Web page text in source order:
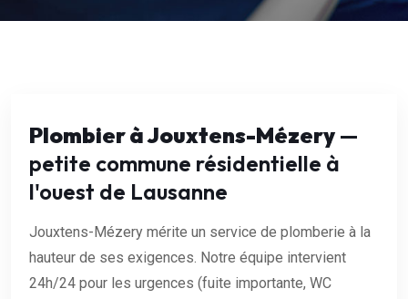
Plombier à Jouxtens-Mézery —
petite commune résidentielle à
l'ouest de Lausanne
Jouxtens-Mézery mérite un service de plomberie à la
hauteur de ses exigences. Notre équipe intervient
24h/24 pour les urgences (fuite importante, WC